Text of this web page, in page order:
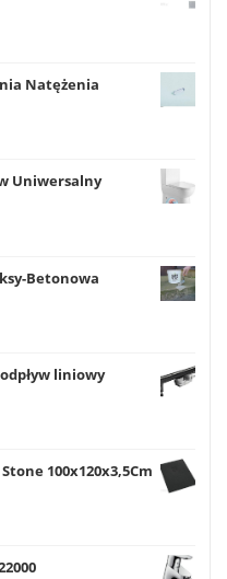
Natężenia
Uniwersalny
Betonowa
liniowy
100x120x3,5Cm